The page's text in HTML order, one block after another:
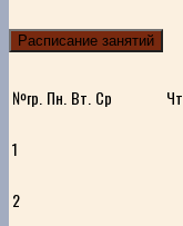
Расписание занятий
№гр. Пн. Вт. Ср Чт
1
2